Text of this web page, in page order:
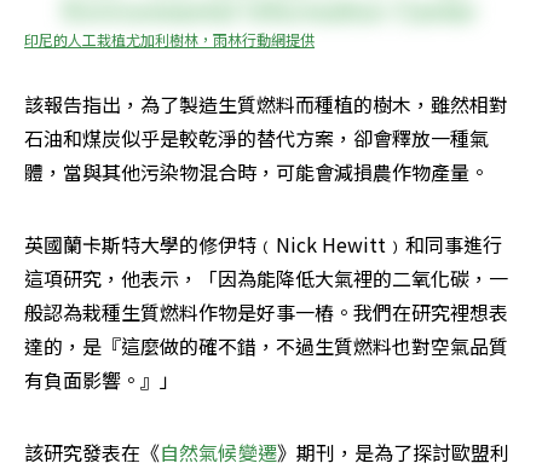
印尼的人工栽植尤加利樹林，雨林行動網提供
該報告指出，為了製造生質燃料而種植的樹木，雖然相對
石油和煤炭似乎是較乾淨的替代方案，卻會釋放一種氣
體，當與其他污染物混合時，可能會減損農作物產量。
英國蘭卡斯特大學的修伊特﹙Nick Hewitt﹚和同事進行
這項研究，他表示，「因為能降低大氣裡的二氧化碳，一
般認為栽種生質燃料作物是好事一樁。我們在研究裡想表
達的，是『這麼做的確不錯，不過生質燃料也對空氣品質
有負面影響。』」
該研究發表在《自然氣候變遷》期刊，是為了探討歐盟利